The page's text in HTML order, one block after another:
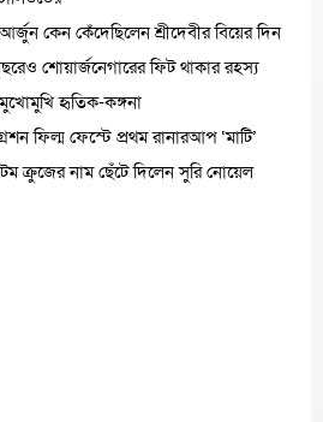
কেন কেঁদেছিলেন শ্রীদেবীর বিয়ের দিন
শোয়ার্জনেগারের ফিট থাকার রহস্য
হৃতিক-কঙ্গনা
ফিল্ম ফেস্টে প্রথম রানারআপ ‘মাটি’
ক্রুজের নাম ছেঁটে দিলেন সুরি নোয়েল